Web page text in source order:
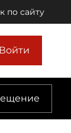
по сайту
Войти